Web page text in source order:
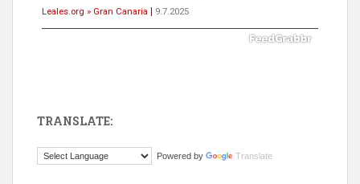
Leales.org » Gran Canaria
9.7.2025
El ayuntamiento se va a llevar a Los Gatos callejeros de la zona los
TRANSLATE:
Powered by Translate